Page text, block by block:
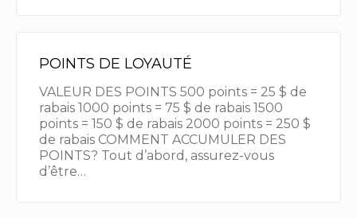
POINTS DE LOYAUTÉ
VALEUR DES POINTS 500 points = 25 $ de
rabais 1000 points = 75 $ de rabais 1500
points = 150 $ de rabais 2000 points = 250 $
de rabais COMMENT ACCUMULER DES
POINTS? Tout d’abord, assurez-vous
d’être…